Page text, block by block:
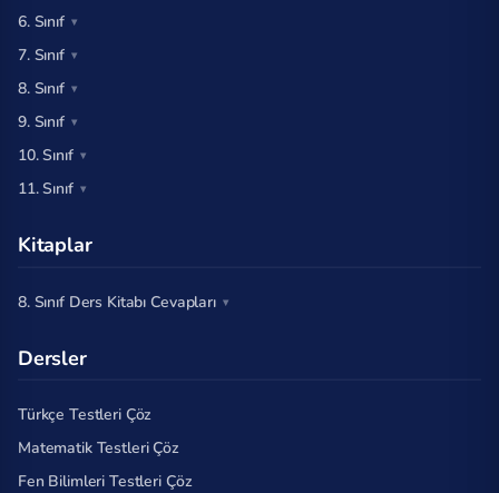
6. Sınıf
7. Sınıf
8. Sınıf
9. Sınıf
10. Sınıf
11. Sınıf
Kitaplar
8. Sınıf Ders Kitabı Cevapları
Dersler
Türkçe Testleri Çöz
Matematik Testleri Çöz
Fen Bilimleri Testleri Çöz